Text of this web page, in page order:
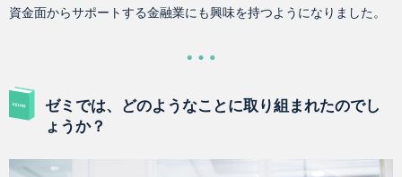
資金面からサポートする金融業にも興味を持つようになりました。
ゼミでは、どのようなことに取り組まれたのでし
ょうか？